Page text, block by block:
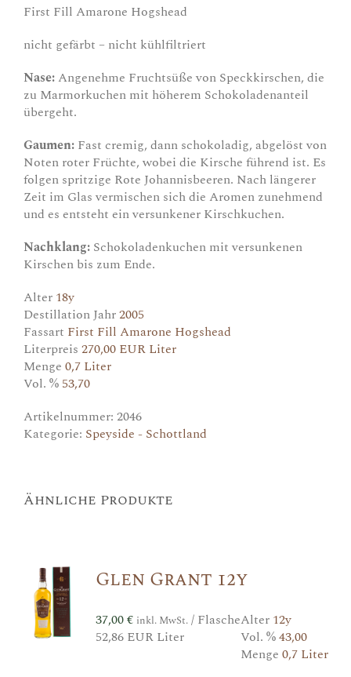
First Fill Amarone Hogshead
nicht gefärbt – nicht kühlfiltriert
Nase:Angenehme Fruchtsüße von Speckkirschen, die
zu Marmorkuchen mit höherem Schokoladenanteil
übergeht.
Gaumen: Fast cremig, dann schokoladig, abgelöst von
Noten roter Früchte, wobei die Kirsche führend ist. Es
folgen spritzige Rote Johannisbeeren. Nach längerer
Zeit im Glas vermischen sich die Aromen zunehmend
und es entsteht ein versunkener Kirschkuchen.
Nachklang: Schokoladenkuchen mit versunkenen
Kirschen bis zum Ende.
Alter 18y
Destillation Jahr2005
Fassart First Fill Amarone Hogshead
Literpreis 270,00 EUR Liter
Menge 0,7 Liter
Vol. % 53,70
Artikelnummer: 2046
Kategorie: Speyside - Schottland
Ähnliche Produkte
Glen Grant 12y
37,00€ inkl. MwSt./ Flasche
52,86 EUR Liter
Alter 12y
Vol. %43,00
Menge 0,7 Liter